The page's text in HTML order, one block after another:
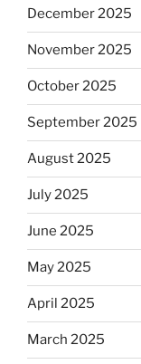
December 2025
November 2025
October 2025
September 2025
August 2025
July 2025
June 2025
May 2025
April 2025
March 2025